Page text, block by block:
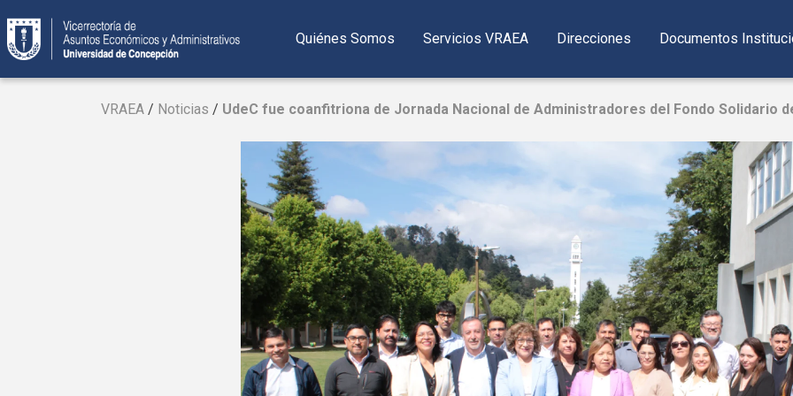
contenido
Quiénes Somos Servicios VRAEA Direcciones Documentos
VRAEA / Noticias / UdeC fue coanfitriona de Jornada Nacional de Administradores del Fondo Solidario